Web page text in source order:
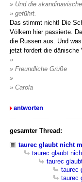
» Und die
» geführt.
Das stimmt nicht! Die
Völkern hier passierte.
die Russen aus. Und
jetzt fordert die dänische
»
» Freundliche Grüße
»
» Carola
antworten
gesamter Thread:
taurec glaubt nicht
taurec glaubt
taurec
taurec
taurec